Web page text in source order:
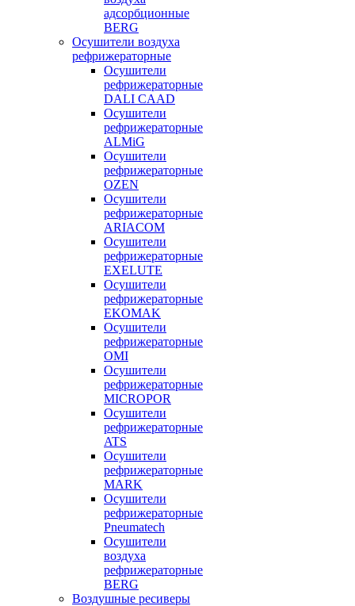
адсорбционные
BERG
Осушители воздуха
рефрижераторные
Осушители
рефрижераторные
DALI CAAD
Осушители
рефрижераторные
ALMiG
Осушители
рефрижераторные
OZEN
Осушители
рефрижераторные
ARIACOM
Осушители
рефрижераторные
EXELUTE
Осушители
рефрижераторные
EKOMAK
Осушители
рефрижераторные
OMI
Осушители
рефрижераторные
MICROPOR
Осушители
рефрижераторные
ATS
Осушители
рефрижераторные
MARK
Осушители
рефрижераторные
Pneumatech
Осушители
воздуха
рефрижераторные
BERG
Воздушные ресиверы